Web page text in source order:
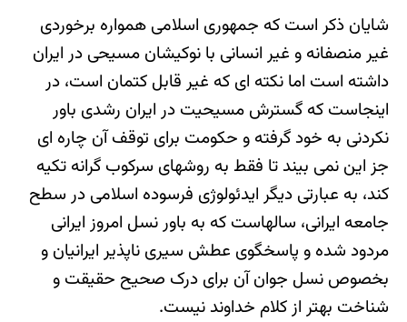
شایان ذکر است که جمهوری اسلامی همواره برخوردی
غیر منصفانه و غیر انسانی با نوکیشان مسیحی در ایران
داشته است اما نکته ای که غیر قابل کتمان است، در
اینجاست که گسترش مسیحیت در ایران رشدی باور
نکردنی به خود گرفته و حکومت برای توقف آن چاره ای
جز این نمی بیند تا فقط به روشهای سرکوب گرانه تکیه
کند، به عبارتی دیگر ایدئولوژی فرسوده اسلامی در سطح
جامعه ایرانی، سالهاست که به باور نسل امروز ایرانی
مردود شده و پاسخگوی عطش سیری ناپذیر ایرانیان و
بخصوص نسل جوان آن برای درک صحیح حقیقت و
شناخت بهتر از کلام خداوند نیست.